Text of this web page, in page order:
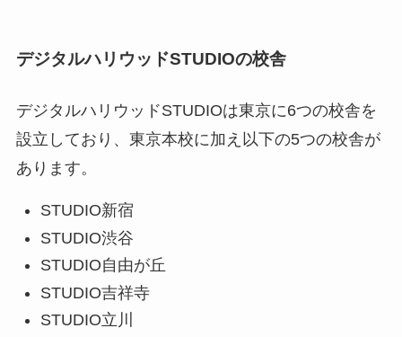
デジタルハリウッドSTUDIOの校舎
デジタルハリウッドSTUDIOは東京に6つの校舎を
設立しており、東京本校に加え以下の5つの校舎が
あります。
STUDIO新宿
STUDIO渋谷
STUDIO自由が丘
STUDIO吉祥寺
STUDIO立川